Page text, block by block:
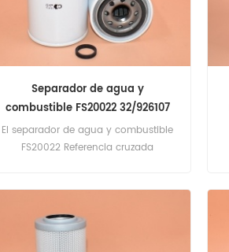
Separador de agua y
combustible FS20022 32/926107
3978134 SN40643 SK3068
El separador de agua y combustible
FS20022 Referencia cruzada
Equipment.